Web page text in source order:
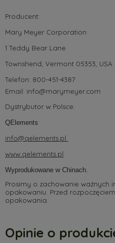
Producent:
Mary Meyer Corporation
1 Teddy Bear Lane
Townshend, Vermont 05353, USA
Telefon: 800-451-4387
Email: info@marymeyer.com
Dystrybutor w Polsce:
QElements
info@qelements.pl
www.qelements.pl
Wyprodukowane w Chinach.
Prosimy o zachowanie ważnych
opakowaniu. Przed
opakowania.
Opinie o